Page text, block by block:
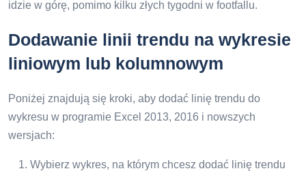
idzie w górę, pomimo kilku złych tygodni w footfallu.
Dodawanie linii trendu na wykresie
liniowym lub kolumnowym
Poniżej znajdują się kroki, aby dodać linię trendu do
wykresu w programie Excel 2013, 2016 i nowszych
wersjach:
Wybierz wykres, na którym chcesz dodać linię trendu